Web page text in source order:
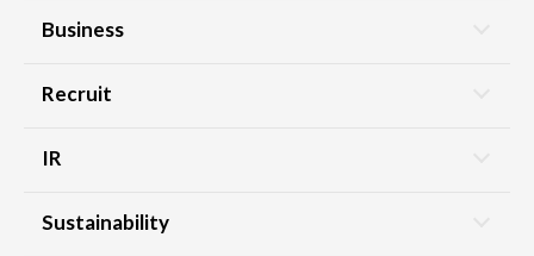
Business
Recruit
IR
Sustainability